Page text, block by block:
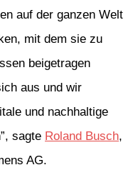
auf der ganzen Welt
mit dem sie zu
beigetragen
aus und wir
und nachhaltige
sagte Roland Busch,
AG.